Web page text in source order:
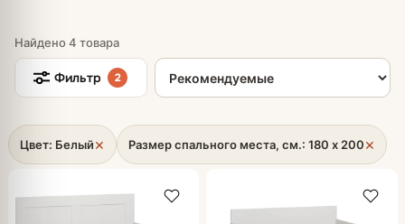
Найдено 4 товара
Фильтр 2
Сортировка товаров
Цвет: Белый× Размер спального места, см.: 180 х 200×